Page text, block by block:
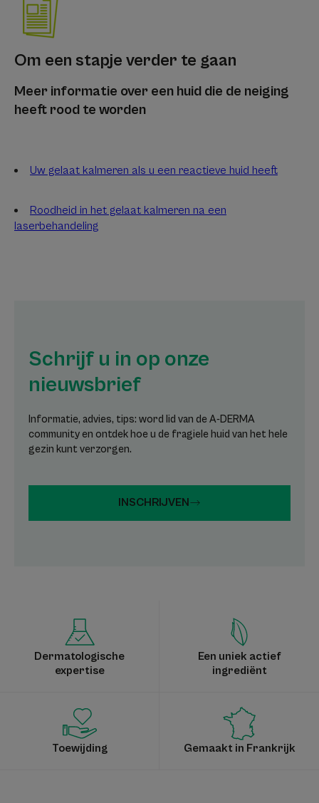
Om een stapje verder te gaan
Meer informatie over een huid die de neiging
heeft rood te worden
Uw gelaat kalmeren als u een reactieve huid heeft
Roodheid in het gelaat kalmeren na een
laserbehandeling
Schrijf u in op onze
nieuwsbrief
Informatie, advies, tips: word lid van de A-DERMA
community en ontdek hoe u de fragiele huid van het hele
gezin kunt verzorgen.
INSCHRIJVEN
Dermatologische
expertise
Een uniek actief
ingrediënt
Toewijding Gemaakt in Frankrijk